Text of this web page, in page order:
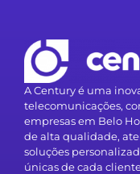
A Century é uma
telecomunicações,
empresas em Belo
de alta qualidade,
soluções
únicas de cada